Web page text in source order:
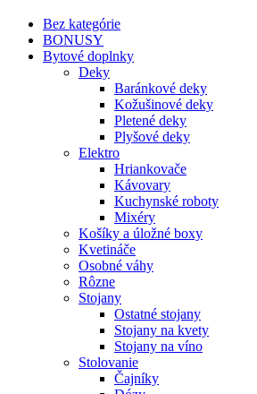
Bez kategórie
BONUSY
Bytové doplnky
Deky
Baránkové deky
Kožušinové deky
Pletené deky
Plyšové deky
Elektro
Hriankovače
Kávovary
Kuchynské roboty
Mixéry
Košíky a úložné boxy
Kvetináče
Osobné váhy
Rôzne
Stojany
Ostatné stojany
Stojany na kvety
Stojany na víno
Stolovanie
Čajníky